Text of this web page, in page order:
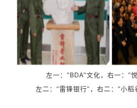
左一： “BDA”文化， 右一： “
左二 ： “雷锋银行”，右二 ：“小